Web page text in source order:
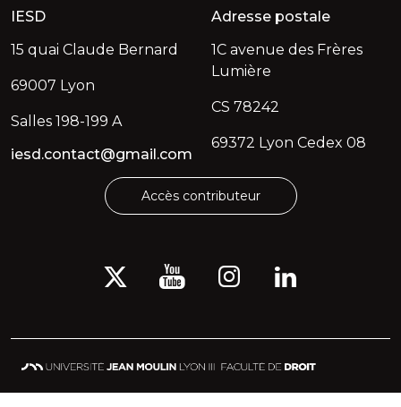
IESD
15 quai Claude Bernard
69007 Lyon
Salles 198-199 A
iesd.contact@gmail.com
Adresse postale
1C avenue des Frères
Lumière
CS 78242
69372 Lyon Cedex 08
Accès contributeur